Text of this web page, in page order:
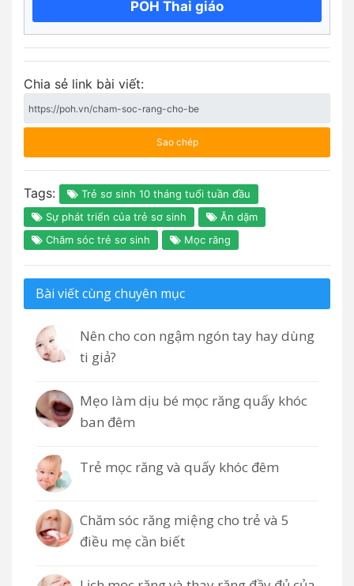
POH Thai giáo
Chia sẻ link bài viết:
Sao chép
Tags:
Trẻ sơ sinh 10 tháng tuổi tuần đầu
Sự phát triển của trẻ sơ sinh
Ăn dặm
Chăm sóc trẻ sơ sinh
Mọc răng
Bài viết cùng chuyên mục
Nên cho con ngậm ngón tay hay dùng
ti giả?
Mẹo làm dịu bé mọc răng quấy khóc
ban đêm
Trẻ mọc răng và quấy khóc đêm
Chăm sóc răng miệng cho trẻ và 5
điều mẹ cần biết